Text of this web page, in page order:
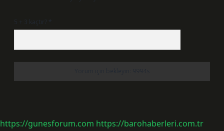
5 + 3 kaçtır? *
https://gunesforum.com https://barohaberleri.com.tr